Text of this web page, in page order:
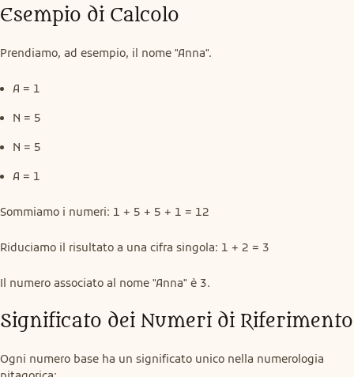
Esempio di Calcolo
Prendiamo, ad esempio, il nome "Anna".
A = 1
N = 5
N = 5
A = 1
Sommiamo i numeri: 1 + 5 + 5 + 1 = 12
Riduciamo il risultato a una cifra singola: 1 + 2 = 3
Il numero associato al nome "Anna" è 3.
Significato dei Numeri di Riferimento
Ogni numero base ha un significato unico nella numerologia